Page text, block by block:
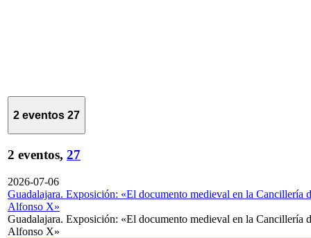
2 eventos 27
2 eventos, 27
2026-07-06
Guadalajara. Exposición: «El documento medieval en la Cancillería
Alfonso X»
Guadalajara. Exposición: «El documento medieval en la Cancillería
Alfonso X»